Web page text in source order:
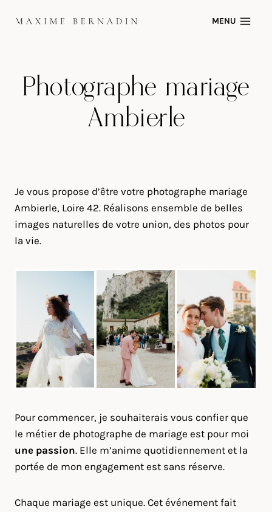
MENU
Photographe mariage
Ambierle
Je vous propose d’être votre photographe mariage
Ambierle, Loire 42. Réalisons ensemble de belles
images naturelles de votre union, des photos pour
la vie.
Pour commencer, je souhaiterais vous confier que
le métier de photographe de mariage est pour moi
une passion. Elle m’anime quotidiennement et la
portée de mon engagement est sans réserve.
Chaque mariage est unique. Cet événement fait